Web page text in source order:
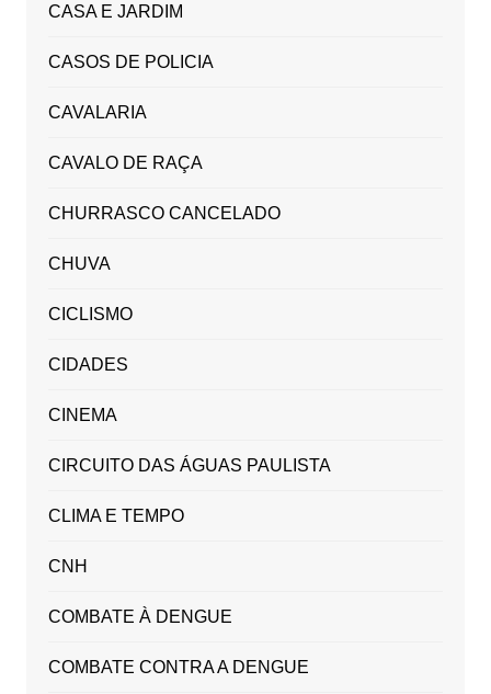
CASA E JARDIM
CASOS DE POLICIA
CAVALARIA
CAVALO DE RAÇA
CHURRASCO CANCELADO
CHUVA
CICLISMO
CIDADES
CINEMA
CIRCUITO DAS ÁGUAS PAULISTA
CLIMA E TEMPO
CNH
COMBATE À DENGUE
COMBATE CONTRA A DENGUE